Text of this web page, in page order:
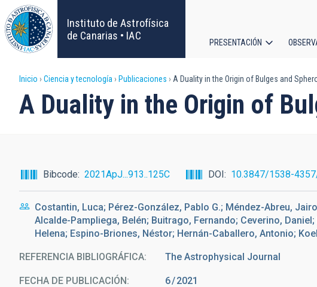
Pasar
al
contenido
principal
Instituto de Astrofísica
de Canarias • IAC
principal
PRESENTACIÓN
Sobrescribir
enlaces
ayuda
a
navegación
Inicio Ciencia y tecnología Publicaciones A Duality in the Origin of Bulges and
A Duality in the Origin of
Bibcode 2021ApJ...913..125C DOI 10.3847/1538-
Costantin, Luca; Pérez-González, Pablo G.; Méndez-Abreu,
Alcalde-Pampliega, Belén; Buitrago, Fernando; Ceverino,
Helena; Espino-Briones, Néstor; Hernán-Caballero, Antonio;
REFERENCIA BIBLIOGRÁFICA The Astrophysical Journal
FECHA DE PUBLICACIÓN: 6 2021